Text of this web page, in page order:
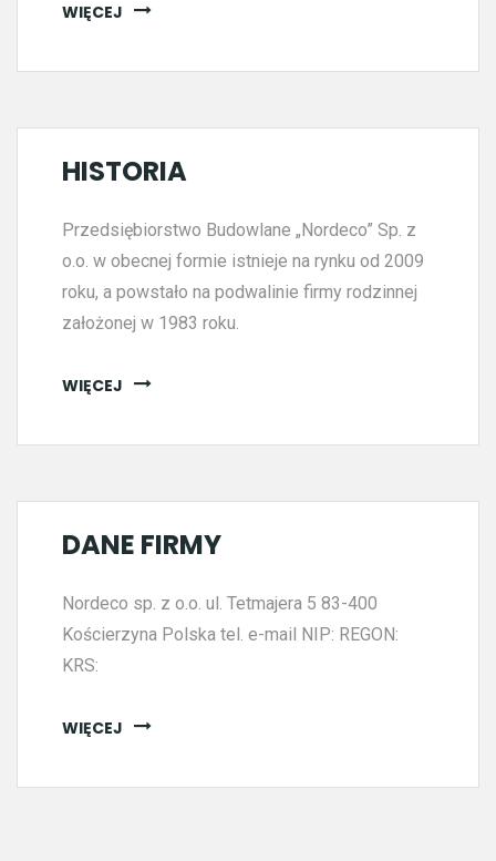
WIĘCEJ
HISTORIA
Przedsiębiorstwo Budowlane „Nordeco” Sp. z
o.o. w obecnej formie istnieje na rynku od 2009
roku, a powstało na podwalinie firmy rodzinnej
założonej w 1983 roku.
WIĘCEJ
DANE FIRMY
Nordeco sp. z o.o. ul. Tetmajera 5 83-400
Kościerzyna Polska tel. e-mail NIP: REGON:
KRS:
WIĘCEJ